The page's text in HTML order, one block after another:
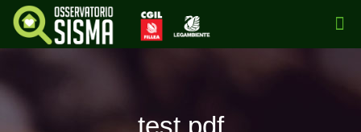
test pdf